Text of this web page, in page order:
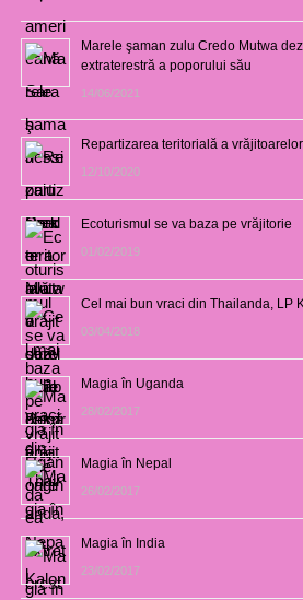
Marele şaman zulu Credo Mutwa
extraterestră a poporului său
14/06/2021
Repartizarea teritorială a
12/10/2020
Ecoturismul se va baza pe vrăjitorie
01/02/2019
Cel mai bun vraci din Thailanda, LP
03/04/2018
Magia în Uganda
28/02/2017
Magia în Nepal
26/02/2017
Magia în India
23/02/2017